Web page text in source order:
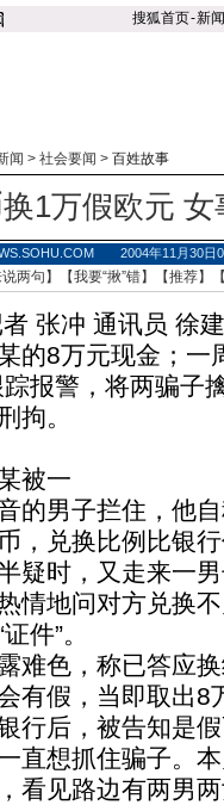
搜狐首页-新闻
闻 > 社会要闻 > 百姓故事
1万假欧元 女
2004年11月30
两句 】【我要“揪”错】【推荐】
张冲 通讯员 徐建
的8万元现金；一
报警，将两骗子
拘。
被一
男子拦住，他自
，兑换比例比银
时，又走来一男
情地问对方兑换
件”。
色，称已答应换
有假，当即取出8
行后，被告知是
想抓住骗子。本
看见路边有两男